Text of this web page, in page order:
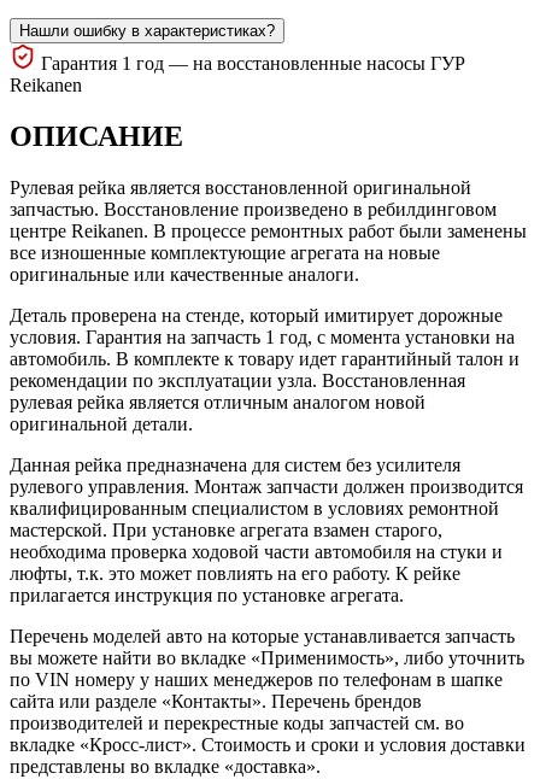
Нашли ошибку в характеристиках?
Гарантия 1 год — на восстановленные насосы ГУР
Reikanen
ОПИСАНИЕ
Рулевая рейка является восстановленной оригинальной
запчастью. Восстановление произведено в ребилдинговом
центре Reikanen. В процессе ремонтных работ были заменены
все изношенные комплектующие агрегата на новые
оригинальные или качественные аналоги.
Деталь проверена на стенде, который имитирует дорожные
условия. Гарантия на запчасть 1 год, с момента установки на
автомобиль. В комплекте к товару идет гарантийный талон и
рекомендации по эксплуатации узла. Восстановленная
рулевая рейка является отличным аналогом новой
оригинальной детали.
Данная рейка предназначена для систем без усилителя
рулевого управления. Монтаж запчасти должен производится
квалифицированным специалистом в условиях ремонтной
мастерской. При установке агрегата взамен старого,
необходима проверка ходовой части автомобиля на стуки и
люфты, т.к. это может повлиять на его работу. К рейке
прилагается инструкция по установке агрегата.
Перечень моделей авто на которые устанавливается запчасть
вы можете найти во вкладке «Применимость», либо уточнить
по VIN номеру у наших менеджеров по телефонам в шапке
сайта или разделе «Контакты». Перечень брендов
производителей и перекрестные коды запчастей см. во
вкладке «Кросс-лист». Стоимость и сроки и условия доставки
представлены во вкладке «доставка».